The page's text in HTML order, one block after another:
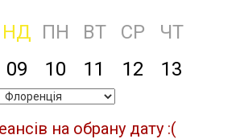
НД ПН ВТ СР
ЧТ
09 10 11 12 13
на обрану дату :(